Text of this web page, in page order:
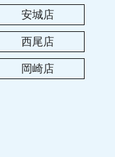
カラーズ西尾店移転のお
2023年 お盆休みのお知
安城店
西尾店
岡崎店